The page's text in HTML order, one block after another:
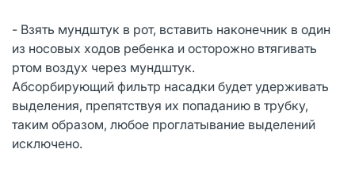
- Взять мундштук в рот, вставить наконечник в один
из носовых ходов ребенка и осторожно втягивать
ртом воздух через мундштук.
Абсорбирующий фильтр насадки будет удерживать
выделения, препятствуя их попаданию в трубку,
таким образом, любое проглатывание выделений
исключено.